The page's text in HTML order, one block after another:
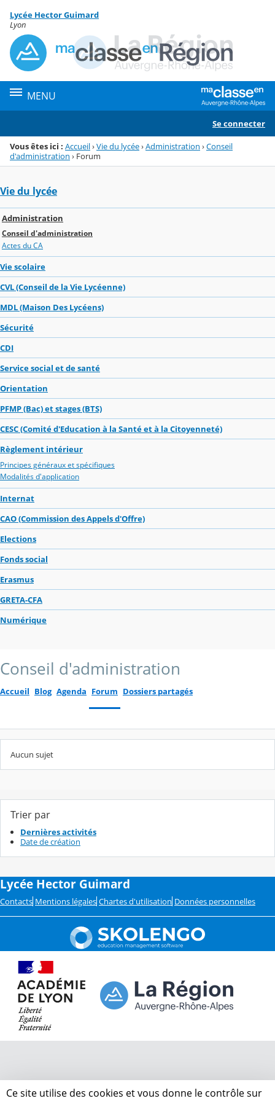
Menu de la rubrique
Contenu
Lycée Hector Guimard
Lyon
MENU
Se connecter
Vous êtes ici : Accueil›Vie du lycée›Administration ›Conseil
d'administration › Forum
Vie du lycée
Administration
Conseil d'administration
Actes du CA
Vie scolaire
CVL (Conseil de la Vie Lycéenne)
MDL (Maison Des Lycéens)
Sécurité
CDI
Service social et de santé
Orientation
PFMP (Bac) et stages (BTS)
CESC (Comité d'Education à la Santé et à la Citoyenneté)
Règlement intérieur
Principes généraux et spécifiques
Modalités d'application
Internat
CAO (Commission des Appels d'Offre)
Elections
Fonds social
Erasmus
GRETA-CFA
Numérique
Conseil d'administration
Accueil Blog Agenda Forum Dossiers partagés
Aucun sujet
Trier par
Dernières activités
Date de création
Lycée Hector Guimard
Contacts Mentions légales Chartes d'utilisation Données personnelles
Ce site utilise des cookies et vous donne le contrôle sur